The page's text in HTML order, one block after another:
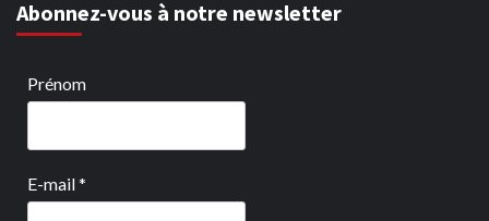
Abonnez-vous à notre newsletter
Prénom
E-mail*